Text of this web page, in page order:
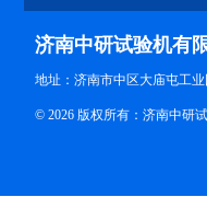
济南中研试验机有
地址：济南市中区大庙屯工
© 2026 版权所有：济南中研